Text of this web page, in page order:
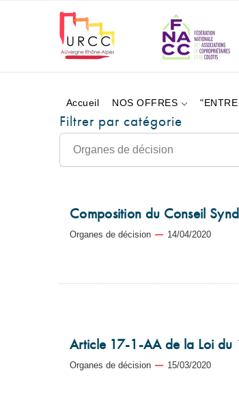
Accueil NOS OFFRES
Filtrer par catégorie
Composition du Conseil
Organes de décision 14/04/2020
Article 17-1-AA de la Loi du
Organes de décision 15/03/2020